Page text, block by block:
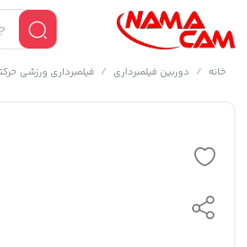
خانه / دوربین فیلمبرداری / فیلمبرداری ورزشی